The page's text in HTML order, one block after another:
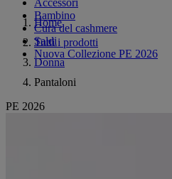
Bambino
Cura del cashmere
Saldi
Nuova Collezione PE 2026
Home
Tutti i prodotti
Donna
Pantaloni
PE 2026